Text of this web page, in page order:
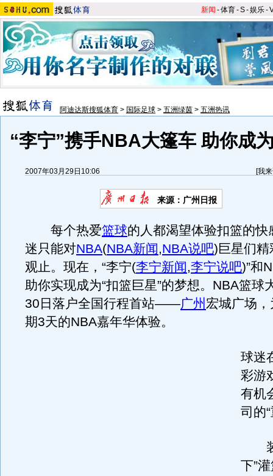
新闻 -体育-S-娱乐-
阿迪达斯搜狐体育 > 国际足球 > 五洲绿茵 > 五洲热讯
“李宁”携手NBA大篷车 助你成
2007年03月29日10:06 [我
来源：广州日报
每个热爱篮球的人都渴望体验扣篮的快
迷只能对NBA(NBA新闻,NBA说吧)巨星们
观止。现在，“李宁(李宁新闻,李宁说吧)”和
助你实现成为“扣篮巨星”的梦想。NBA篮球
30日落户全国行程首站——广州 宏城广场
期3天的NBA嘉年华体验。
球迷
彩游
有机
司的
装
下”